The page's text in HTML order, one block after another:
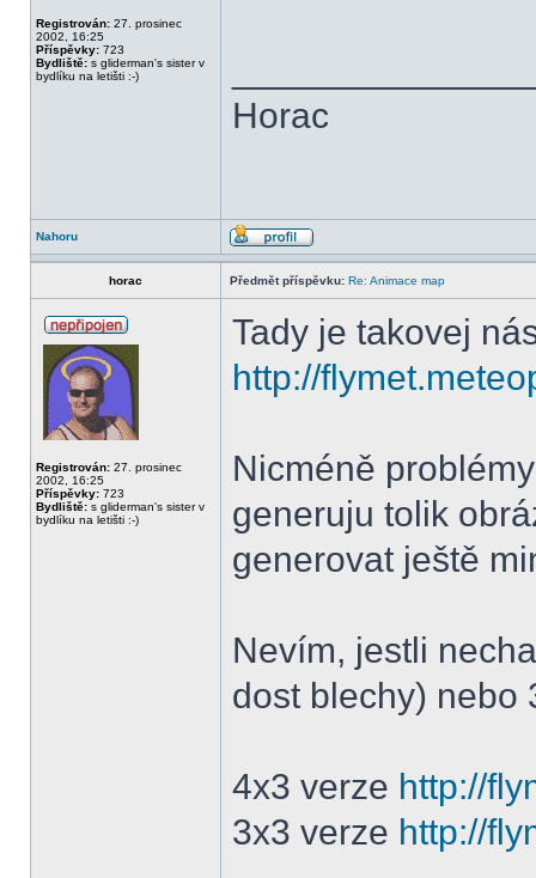
Registrován: 27. prosinec
2002, 16:25
Příspěvky: 723
Bydliště: s gliderman's sister v
bydlíku na letišti :-)
Horac
Nahoru
horac Předmět příspěvku: Re: Animace map
Registrován: 27. prosinec
2002, 16:25
Příspěvky: 723
Bydliště: s gliderman's sister v
bydlíku na letišti :-)
Tady je takovej
http://
Nicméně
generuju tolik
generovat ještě
Nevím, jestli
dost blechy) nebo
4x3 verze http://
3x3 verze http://